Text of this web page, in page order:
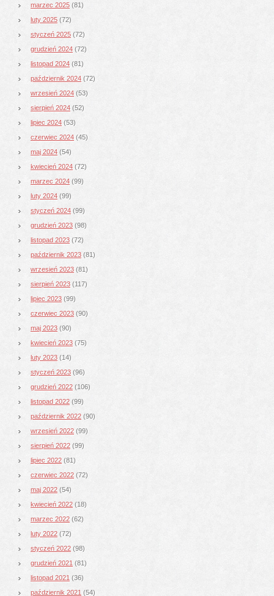
marzec 2025 (81)
luty 2025 (72)
styczeń 2025 (72)
grudzień 2024 (72)
listopad 2024 (81)
październik 2024 (72)
wrzesień 2024 (53)
sierpień 2024 (52)
lipiec 2024 (53)
czerwiec 2024 (45)
maj 2024 (54)
kwiecień 2024 (72)
marzec 2024 (99)
luty 2024 (99)
styczeń 2024 (99)
grudzień 2023 (98)
listopad 2023 (72)
październik 2023 (81)
wrzesień 2023 (81)
sierpień 2023 (117)
lipiec 2023 (99)
czerwiec 2023 (90)
maj 2023 (90)
kwiecień 2023 (75)
luty 2023 (14)
styczeń 2023 (96)
grudzień 2022 (106)
listopad 2022 (99)
październik 2022 (90)
wrzesień 2022 (99)
sierpień 2022 (99)
lipiec 2022 (81)
czerwiec 2022 (72)
maj 2022 (54)
kwiecień 2022 (18)
marzec 2022 (62)
luty 2022 (72)
styczeń 2022 (98)
grudzień 2021 (81)
listopad 2021 (36)
październik 2021 (54)